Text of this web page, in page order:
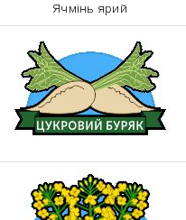
Ячмінь ярий